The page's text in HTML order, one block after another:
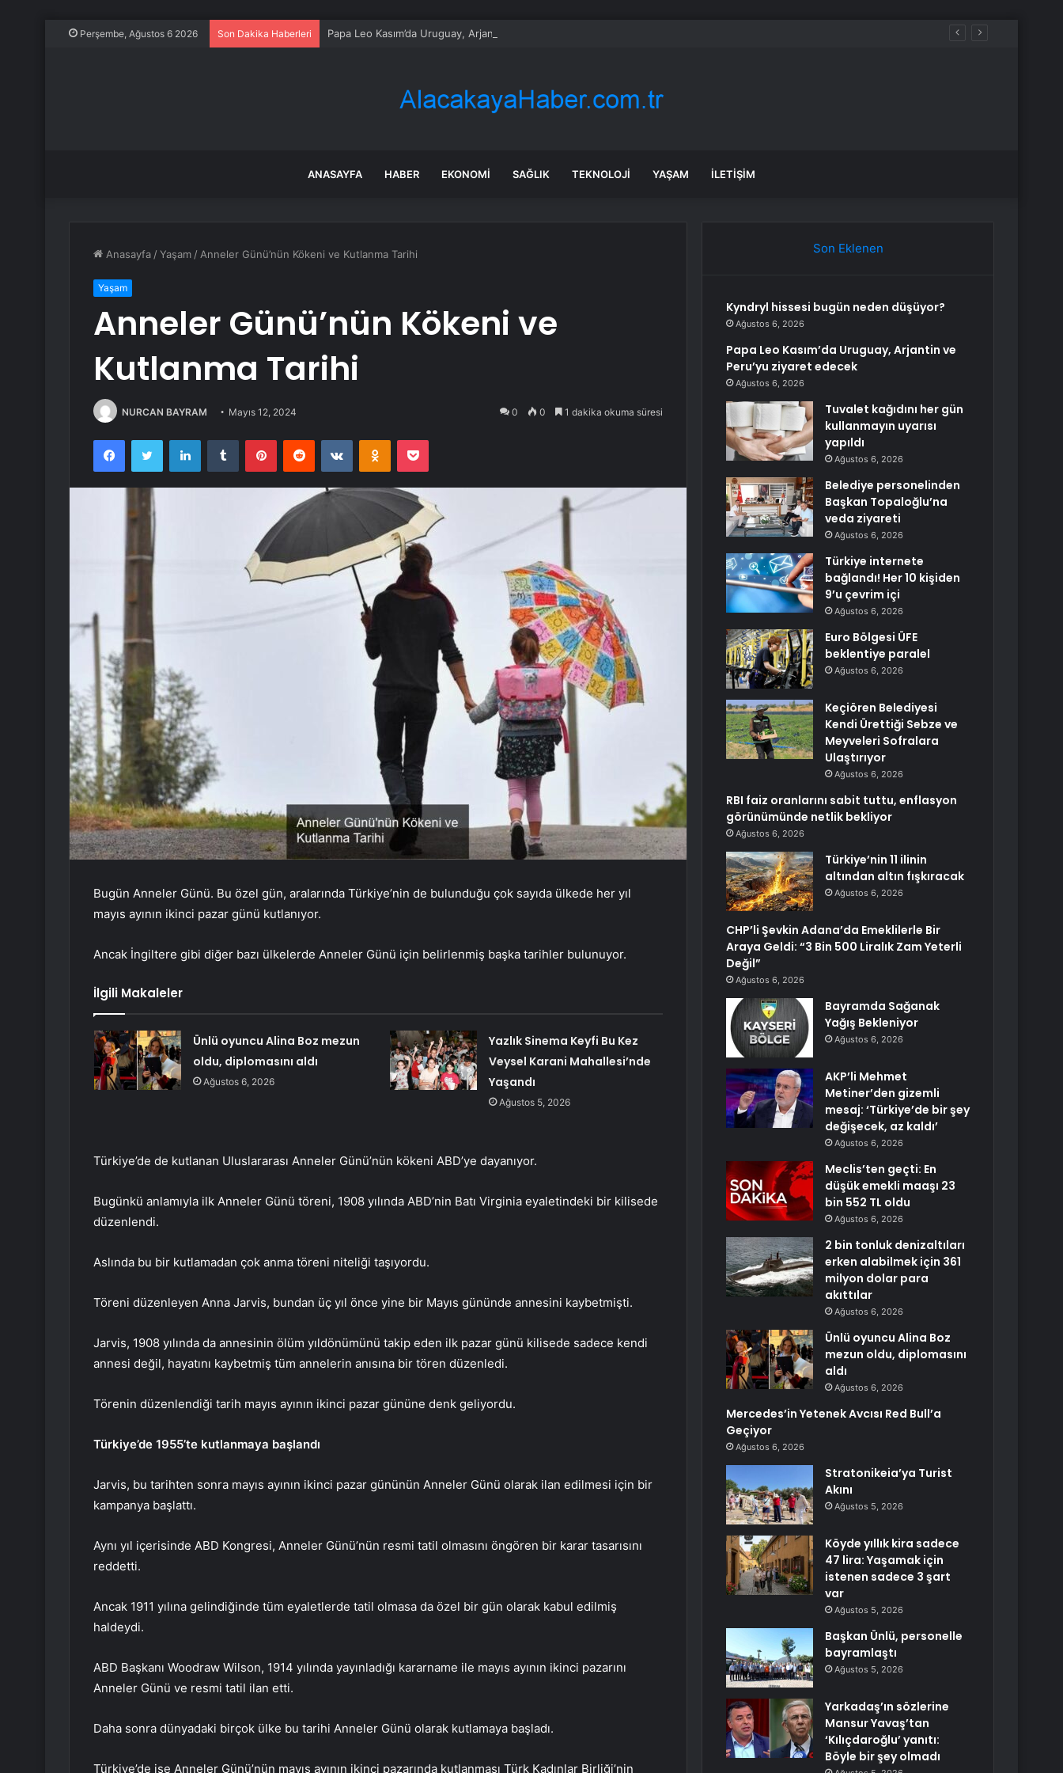
Perşembe, Ağustos 6 2026 Son Dakika Haberleri Papa Leo Kasım’da Uruguay, Arjantin ve Peru’yu ziyaret edecek
ANASAYFA HABER EKONOMI SAĞLIK TEKNOLOJI YAŞAM İLETIŞIM
Anasayfa /Yaşam / Anneler Günü’nün Kökeni ve Kutlanma Tarihi
Yaşam
Anneler Günü’nün Kökeni ve
Kutlanma Tarihi
NURCAN BAYRAM Mayıs 12, 2024 0 0 1 dakika okuma süresi
FacebookTwitter LinkedInTumblr PinterestReddit VKontakteOdnoklassniki
Pocket
Bugün Anneler Günü. Bu özel gün, aralarında Türkiye’nin de bulunduğu çok sayıda ülkede her yıl
mayıs ayının ikinci pazar günü kutlanıyor.
Ancak İngiltere gibi diğer bazı ülkelerde Anneler Günü için belirlenmiş başka tarihler bulunuyor.
İlgili Makaleler
Ünlü oyuncu Alina Boz mezun
oldu, diplomasını aldı
Ağustos 6, 2026
Yazlık Sinema Keyfi Bu Kez
Veysel Karani Mahallesi’nde
Yaşandı
Ağustos 5, 2026
Türkiye’de de kutlanan Uluslararası Anneler Günü’nün kökeni ABD’ye dayanıyor.
Bugünkü anlamıyla ilk Anneler Günü töreni, 1908 yılında ABD’nin Batı Virginia eyaletindeki bir kilisede
düzenlendi.
Aslında bu bir kutlamadan çok anma töreni niteliği taşıyordu.
Töreni düzenleyen Anna Jarvis, bundan üç yıl önce yine bir Mayıs gününde annesini kaybetmişti.
Jarvis, 1908 yılında da annesinin ölüm yıldönümünü takip eden ilk pazar günü kilisede sadece kendi
annesi değil, hayatını kaybetmiş tüm annelerin anısına bir tören düzenledi.
Törenin düzenlendiği tarih mayıs ayının ikinci pazar gününe denk geliyordu.
Türkiye’de 1955’te kutlanmaya başlandı
Jarvis, bu tarihten sonra mayıs ayının ikinci pazar gününün Anneler Günü olarak ilan edilmesi için bir
kampanya başlattı.
Aynı yıl içerisinde ABD Kongresi, Anneler Günü’nün resmi tatil olmasını öngören bir karar tasarısını
reddetti.
Ancak 1911 yılına gelindiğinde tüm eyaletlerde tatil olmasa da özel bir gün olarak kabul edilmiş
haldeydi.
ABD Başkanı Woodraw Wilson, 1914 yılında yayınladığı kararname ile mayıs ayının ikinci pazarını
Anneler Günü ve resmi tatil ilan etti.
Daha sonra dünyadaki birçok ülke bu tarihi Anneler Günü olarak kutlamaya başladı.
Türkiye’de ise Anneler Günü’nün mayıs ayının ikinci pazarında kutlanması Türk Kadınlar Birliği’nin
Son Eklenen
Kyndryl hissesi bugün neden düşüyor?
Ağustos 6, 2026
Papa Leo Kasım’da Uruguay, Arjantin ve
Peru’yu ziyaret edecek
Ağustos 6, 2026
Tuvalet kağıdını her gün
kullanmayın uyarısı
yapıldı
Ağustos 6, 2026
Belediye personelinden
Başkan Topaloğlu’na
veda ziyareti
Ağustos 6, 2026
Türkiye internete
bağlandı! Her 10 kişiden
9’u çevrim içi
Ağustos 6, 2026
Euro Bölgesi ÜFE
beklentiye paralel
Ağustos 6, 2026
Keçiören Belediyesi
Kendi Ürettiği Sebze ve
Meyveleri Sofralara
Ulaştırıyor
Ağustos 6, 2026
RBI faiz oranlarını sabit tuttu, enflasyon
görünümünde netlik bekliyor
Ağustos 6, 2026
Türkiye’nin 11 ilinin
altından altın fışkıracak
Ağustos 6, 2026
CHP’li Şevkin Adana’da Emeklilerle Bir
Araya Geldi: “3 Bin 500 Liralık Zam Yeterli
Değil”
Ağustos 6, 2026
Bayramda Sağanak
Yağış Bekleniyor
Ağustos 6, 2026
AKP’li Mehmet
Metiner’den gizemli
mesaj: ‘Türkiye’de bir şey
değişecek, az kaldı’
Ağustos 6, 2026
Meclis’ten geçti: En
düşük emekli maaşı 23
bin 552 TL oldu
Ağustos 6, 2026
2 bin tonluk denizaltıları
erken alabilmek için 361
milyon dolar para
akıttılar
Ağustos 6, 2026
Ünlü oyuncu Alina Boz
mezun oldu, diplomasını
aldı
Ağustos 6, 2026
Mercedes’in Yetenek Avcısı Red Bull’a
Geçiyor
Ağustos 6, 2026
Stratonikeia’ya Turist
Akını
Ağustos 5, 2026
Köyde yıllık kira sadece
47 lira: Yaşamak için
istenen sadece 3 şart
var
Ağustos 5, 2026
Başkan Ünlü, personelle
bayramlaştı
Ağustos 5, 2026
Yarkadaş’ın sözlerine
Mansur Yavaş’tan
‘Kılıçdaroğlu’ yanıtı:
Böyle bir şey olmadı